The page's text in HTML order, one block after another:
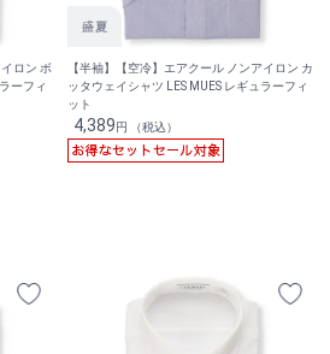
ロン ボ
ーフィ
【半袖】【空冷】エアクール ノンアイロン カ
ッタウェイシャツ LES MUES レギュラーフィ
ット
4,389円 （税込）